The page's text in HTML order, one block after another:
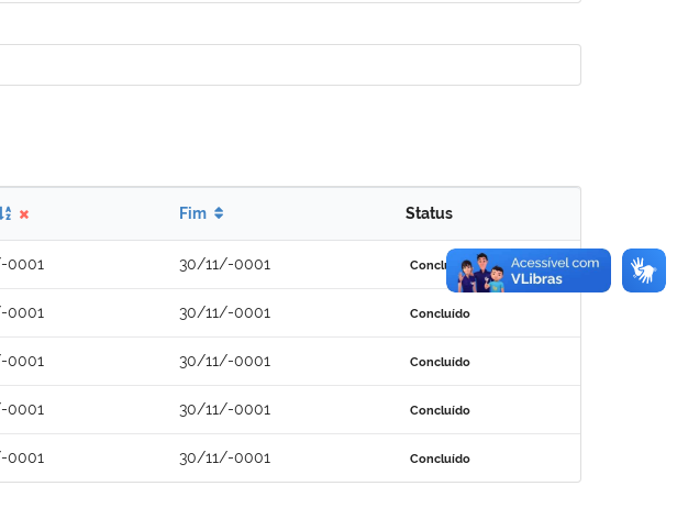
Fim Status
0001 30/11/-0001 Concluído
0001 30/11/-0001 Concluído
0001 30/11/-0001 Concluído
0001 30/11/-0001 Concluído
0001 30/11/-0001 Concluído